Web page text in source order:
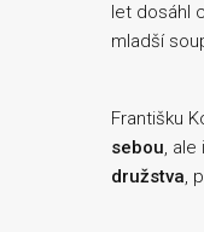
let dosáhl
mladší
Františku
sebou, ale
družstva,